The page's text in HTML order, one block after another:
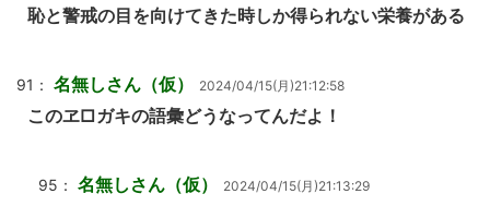
恥と警戒の目を向けてきた時しか得られない栄養がある
91： 名無しさん（仮） 2024/04/15(月)21:12:58
このヱ□ガキの語彙どうなってんだよ！
95： 名無しさん（仮） 2024/04/15(月)21:13:29